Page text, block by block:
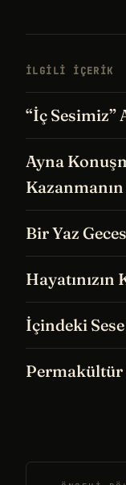
İLGILI IÇERIK
“İç Sesimiz”
Ayna
Bir Yaz
İçindeki
Permakültür